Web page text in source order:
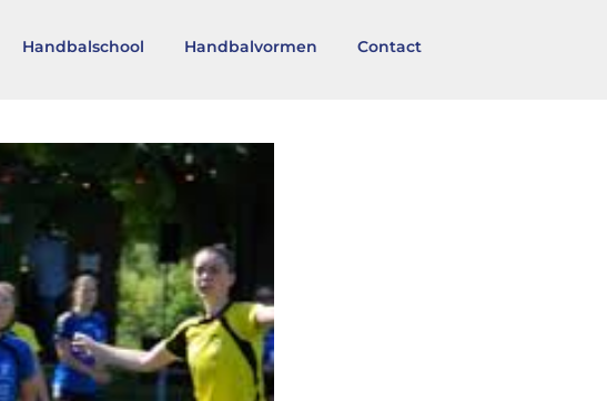
Handbalschool Handbalvormen Contact